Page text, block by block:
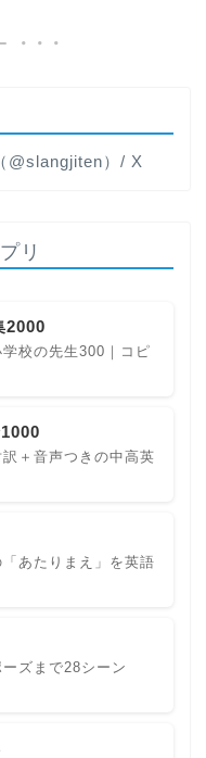
@slangjiten）/ X
リ
2000
校の先生300｜コピ
＋音声つきの中高英
あたりまえ」を英語
ズまで28シーン